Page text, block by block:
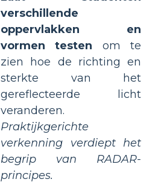
verschillende
oppervlakken en
vormen testen om te
zien hoe de richting en
sterkte van het
gereflecteerde licht
veranderen.
Praktijkgerichte
verkenning verdiept het
begrip van RADAR-
principes.